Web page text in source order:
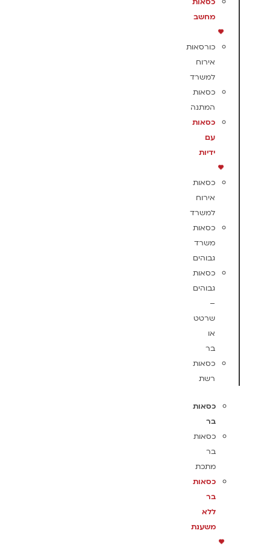
מחשב
כורסאות
אירוח
למשרד
כסאות
המתנה
כסאות
עם
ידיות
כסאות
אירוח
למשרד
כסאות
משרד
גבוהים
כסאות
גבוהים
–
שרטט
או
בר
כסאות
רשת
כסאות
בר
כסאות
בר
מתכת
כסאות
בר
ללא
משענת